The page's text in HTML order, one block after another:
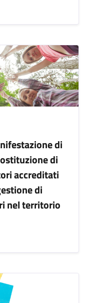
di
di
accreditati
di
nel territorio